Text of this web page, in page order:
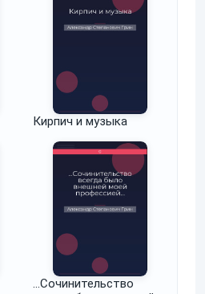
Кирпич и музыка
...Сочинительство